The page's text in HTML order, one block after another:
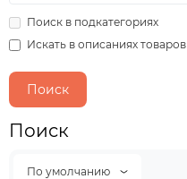
Поиск в подкатегориях
Искать в описаниях товаров
Поиск
По умолчанию